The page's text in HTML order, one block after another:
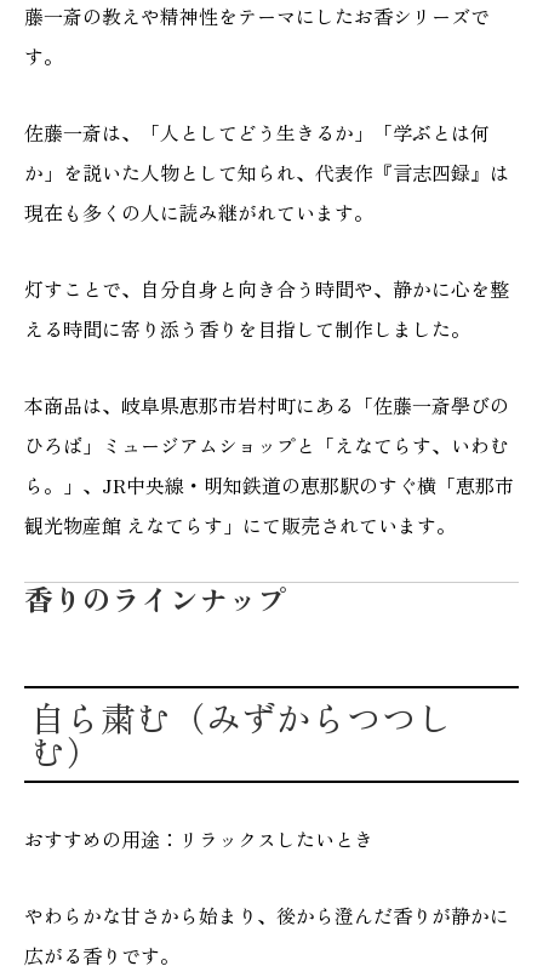
藤一斎の教えや精神性をテーマにしたお香シリーズで
す。
佐藤一斎は、「人としてどう生きるか」「学ぶとは何
か」を説いた人物として知られ、代表作『言志四録』は
現在も多くの人に読み継がれています。
灯すことで、自分自身と向き合う時間や、静かに心を整
える時間に寄り添う香りを目指して制作しました。
本商品は、岐阜県恵那市岩村町にある「佐藤一斎學びの
ひろば」ミュージアムショップと「えなてらす、いわむ
ら。」、JR中央線・明知鉄道の恵那駅のすぐ横「恵那市
観光物産館 えなてらす」にて販売されています。
香りのラインナップ
自ら粛む（みずからつつし
む）
おすすめの用途：リラックスしたいとき
やわらかな甘さから始まり、後から澄んだ香りが静かに
広がる香りです。